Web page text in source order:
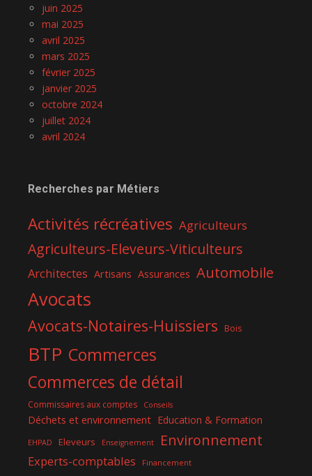
juin 2025
mai 2025
avril 2025
mars 2025
février 2025
janvier 2025
octobre 2024
juillet 2024
avril 2024
Recherches par Métiers
Activités récréatives Agriculteurs
Agriculteurs-Eleveurs-Viticulteurs
Architectes Artisans Assurances Automobile
Avocats
Avocats-Notaires-Huissiers Bois
BTP Commerces
Commerces de détail
Commissaires aux comptes Conseils
Déchets et environnement Education & Formation
EHPAD Eleveurs Enseignement Environnement
Experts-comptables Financement